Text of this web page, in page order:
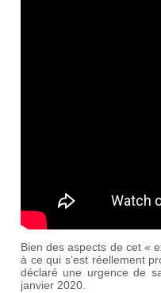
Bien des aspects de cet «
à ce qui s’est réellement
déclaré une urgence de
janvier 2020.